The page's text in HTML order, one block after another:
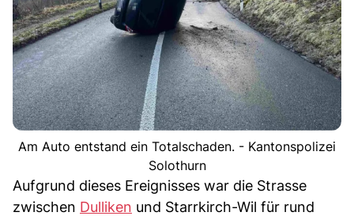
Am Auto entstand ein Totalschaden. - Kantonspolizei
Solothurn
Aufgrund dieses Ereignisses war die Strasse
zwischen Dulliken und Starrkirch-Wil für rund